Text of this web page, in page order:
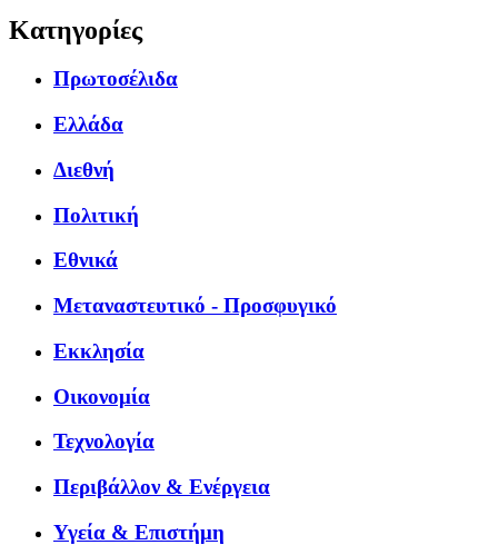
Κατηγορίες
Πρωτοσέλιδα
Ελλάδα
Διεθνή
Πολιτική
Εθνικά
Μεταναστευτικό - Προσφυγικό
Εκκλησία
Οικονομία
Τεχνολογία
Περιβάλλον & Ενέργεια
Υγεία & Επιστήμη